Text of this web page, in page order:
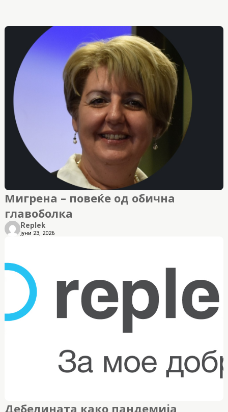
Мигрена – повеќе од обична
главоболка
Replek
јуни 23, 2026
Дебелината како пандемија